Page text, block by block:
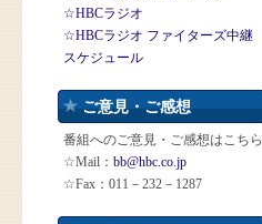
☆HBCラジオ
☆HBCラジオ ファイターズ中継
スケジュール
ご意見・ご感想
番組へのご意見・ご感想はこちら
☆Mail： bb@hbc.co.jp
☆Fax：011－232－1287